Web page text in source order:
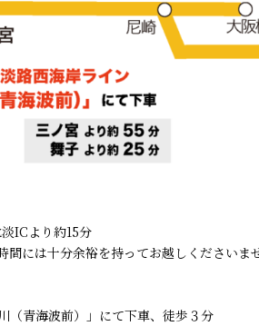
ICより約15分
間には十分余裕を持ってお越しください
（青海波前）」にて下車、徒歩３分